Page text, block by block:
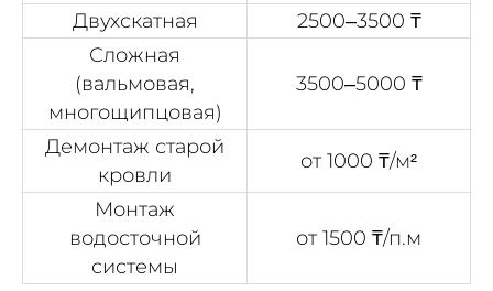
Двухскатная
2500–3500 ₸
Сложная
(вальмовая,
многощипцовая)
3500–5000 ₸
Демонтаж старой
кровли
от 1000 ₸/м²
Монтаж
водосточной
системы
от 1500 ₸/п.м